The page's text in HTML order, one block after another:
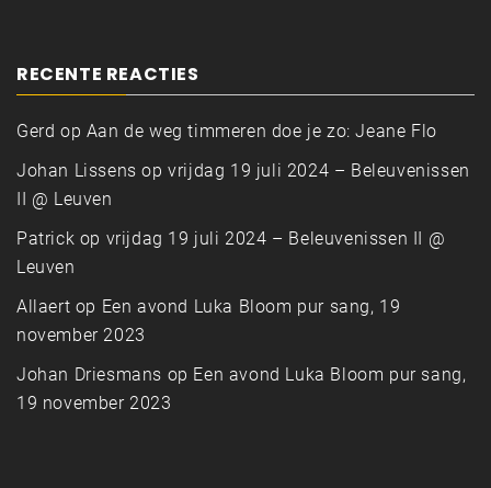
RECENTE REACTIES
Gerd op Aan de weg timmeren doe je zo: Jeane Flo
Johan Lissens opvrijdag 19 juli 2024 – Beleuvenissen
II @ Leuven
Patrick op vrijdag 19 juli 2024 – Beleuvenissen II @
Leuven
Allaert op Een avond Luka Bloom pur sang, 19
november 2023
Johan Driesmans op Een avond Luka Bloom pur sang,
19 november 2023